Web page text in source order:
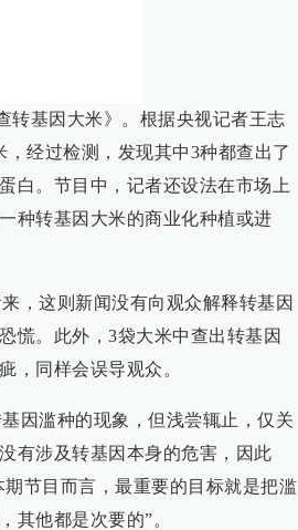
基因大米》。根据央视记者王志
经过检测，发现其中3种都查出了
白。节目中，记者还设法在市场上
种转基因大米的商业化种植或进
这则新闻没有向观众解释转基因
慌。此外，3袋大米中查出转基因
，同样会误导观众。
滥种的现象，但浅尝辄止，仅关
有涉及转基因本身的危害，因此
节目而言，最重要的目标就是把滥
其他都是次要的”。